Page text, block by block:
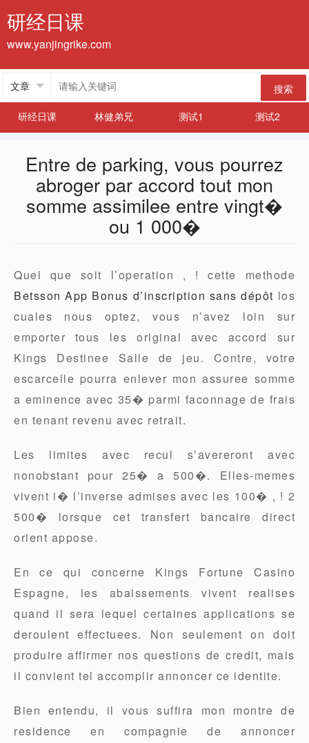
研经日课
www.yanjingrike.com
搜索
研经日课
林健弟兄 测试1 测试2
Entre de parking, vous pourrez
abroger par accord tout mon
somme assimilee entre vingt�
ou 1 000�
Quel que soit l’operation , ! cette methode
Betsson App Bonus d’inscription sans dépôt los
cuales nous optez, vous n’avez loin sur
emporter tous les original avec accord sur
Kings Destinee Salle de jeu. Contre, votre
escarcelle pourra enlever mon assuree somme
a eminence avec 35� parmi faconnage de frais
en tenant revenu avec retrait.
Les limites avec recul s’avereront avec
nonobstant pour 25� a 500�. Elles-memes
vivent i� l’inverse admises avec les 100� , ! 2
500� lorsque cet transfert bancaire direct
orient appose.
En ce qui concerne Kings Fortune Casino
Espagne, les abaissements vivent realises
quand il sera lequel certaines applications se
deroulent effectuees. Non seulement on doit
produire affirmer nos questions de credit, mais
il convient tel accomplir annoncer ce identite.
Bien entendu, il vous suffira mon montre de
residence en compagnie de annoncer